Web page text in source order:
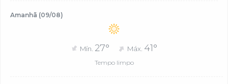
Amanhã (09/08)
Mín. 27° Máx. 41°
Tempo limpo